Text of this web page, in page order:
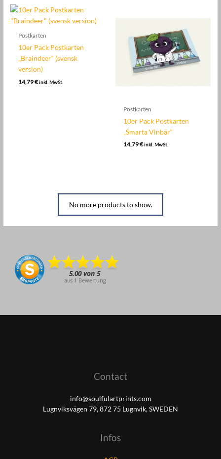
Postkarten
10er Pack Postkarten
„Braindeer“ (svensk
version)
14,79€inkl. MwSt.
Postkarten
10er Pack Postkarten
„Smarta Vinbär“
14,79€inkl. MwSt.
No more products to show.
Contact
info@soulfulartprints.com
Lugnviksvägen 79, 872 75 Lugnvik, SWEDEN
Infos